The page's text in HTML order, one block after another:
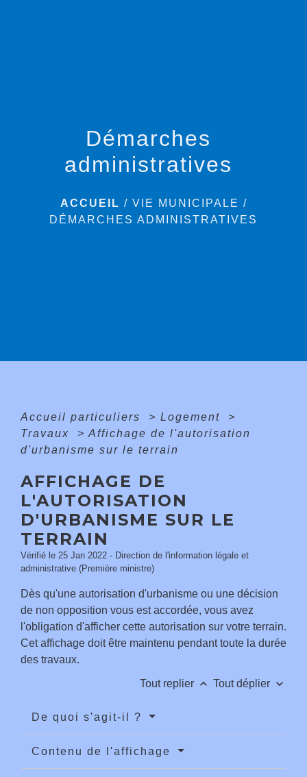
Démarches
administratives
ACCUEIL / VIE MUNICIPALE /
DÉMARCHES ADMINISTRATIVES
Accueil particuliers > Logement
>
Travaux
> Affichage de l'autorisation
d'urbanisme sur le terrain
AFFICHAGE DE
L'AUTORISATION
D'URBANISME SUR LE
TERRAIN
Vérifié le 25 Jan 2022 - Direction de l'information légale et
administrative (Première ministre)
Dès qu'une autorisation d'urbanisme ou une décision
de non opposition vous est accordée, vous avez
l'obligation d'afficher cette autorisation sur votre terrain.
Cet affichage doit être maintenu pendant toute la durée
des travaux.
Tout replier keyboard_arrow_up Tout déplier keyboard_arrow_down
De quoi s'agit-il ?
Contenu de l'affichage